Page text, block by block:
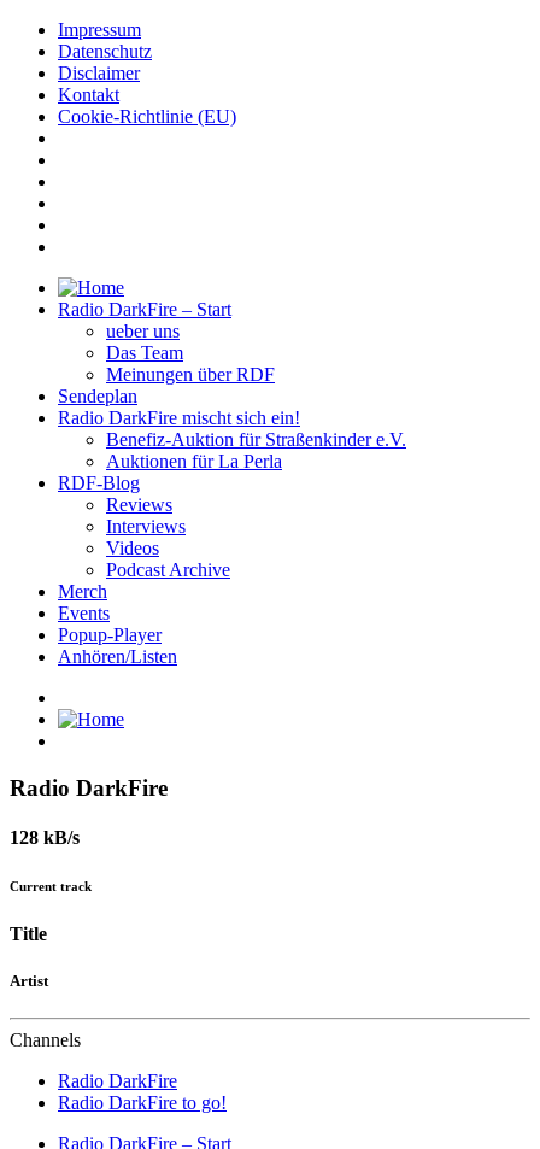
Impressum
Datenschutz
Disclaimer
Kontakt
Cookie-Richtlinie (EU)
Radio DarkFire – Start
ueber uns
Das Team
Meinungen über RDF
Sendeplan
Radio DarkFire mischt sich ein!
Benefiz-Auktion für Straßenkinder e.V.
Auktionen für La Perla
RDF-Blog
Reviews
Interviews
Videos
Podcast Archive
Merch
Events
Popup-Player
Anhören/Listen
Radio DarkFire
128 kB/s
Current track
Title
Artist
Channels
Radio DarkFire
Radio DarkFire to go!
Radio DarkFire – Start